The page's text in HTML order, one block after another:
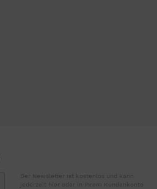
Der Newsletter ist kostenlos und kann
jederzeit hier oder in Ihrem Kundenkonto